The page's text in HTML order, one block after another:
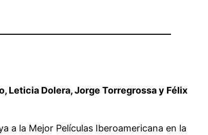
Leticia Dolera, Jorge Torregrossa y Félix
a la Mejor Películas Iberoamericana en la